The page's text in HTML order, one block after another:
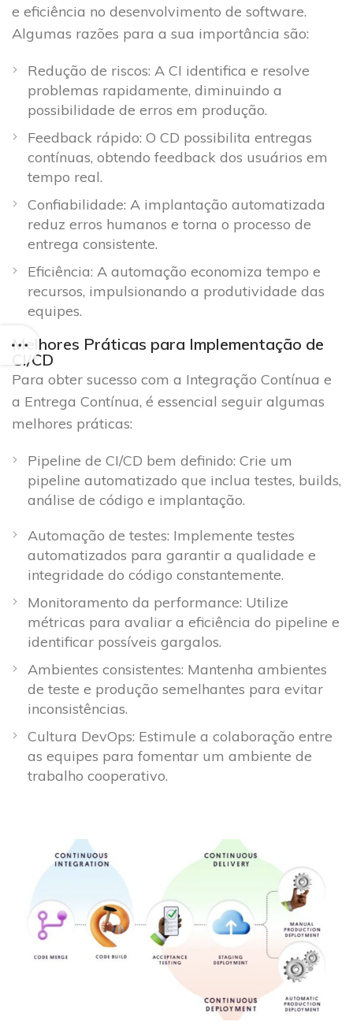
e eficiência no desenvolvimento de software.
Algumas razões para a sua importância são:
Redução de riscos: A CI identifica e resolve
problemas rapidamente, diminuindo a
possibilidade de erros em produção.
Feedback rápido: O CD possibilita entregas
contínuas, obtendo feedback dos usuários em
tempo real.
Confiabilidade: A implantação automatizada
reduz erros humanos e torna o processo de
entrega consistente.
Eficiência: A automação economiza tempo e
recursos, impulsionando a produtividade das
equipes.
Melhores Práticas para Implementação de
CI/CD
Para obter sucesso com a Integração Contínua e
a Entrega Contínua, é essencial seguir algumas
melhores práticas:
Pipeline de CI/CD bem definido: Crie um
pipeline automatizado que inclua testes, builds,
análise de código e implantação.
Automação de testes: Implemente testes
automatizados para garantir a qualidade e
integridade do código constantemente.
Monitoramento da performance: Utilize
métricas para avaliar a eficiência do pipeline e
identificar possíveis gargalos.
Ambientes consistentes: Mantenha ambientes
de teste e produção semelhantes para evitar
inconsistências.
Cultura DevOps: Estimule a colaboração entre
as equipes para fomentar um ambiente de
trabalho cooperativo.